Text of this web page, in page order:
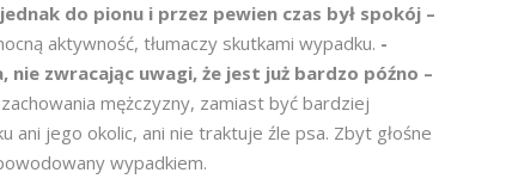
do pionu i przez pewien czas był spokój –
aktywność, tłumaczy skutkami wypadku. -
zwracając uwagi, że jest już bardzo późno –
mężczyzny, zamiast być bardziej
ani jego okolic, ani nie traktuje źle psa. Zbyt głośne
wypadkiem.